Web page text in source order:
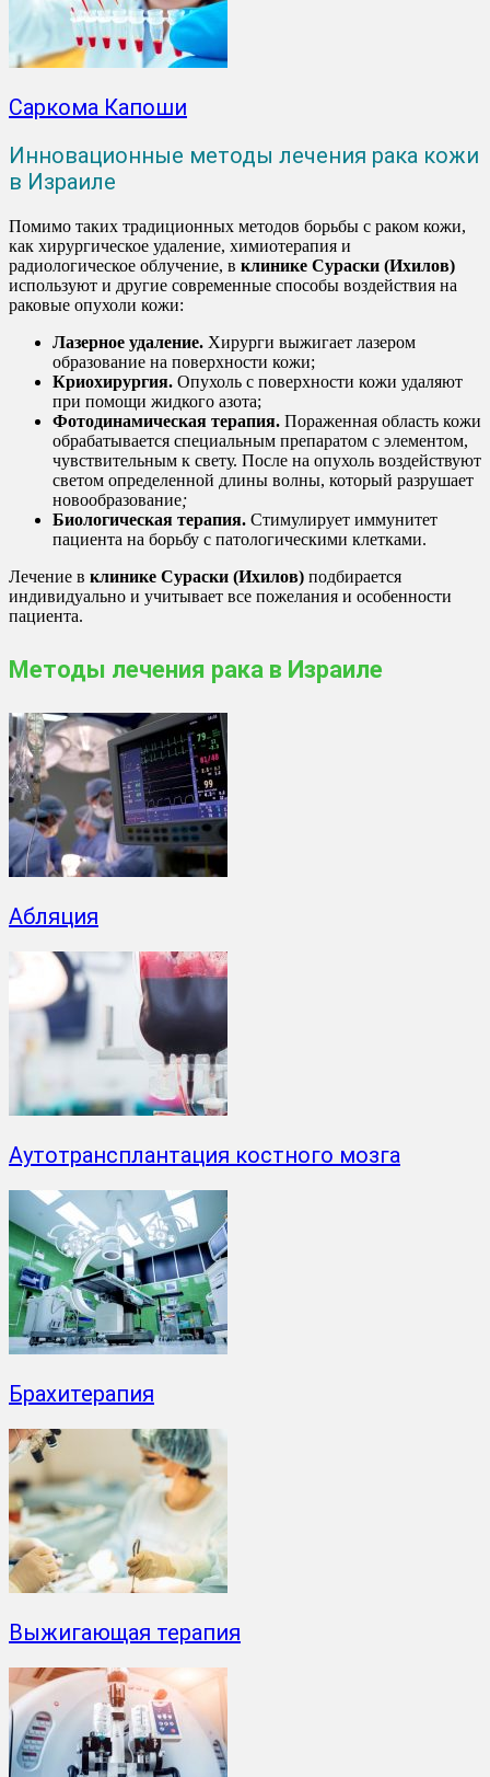
Саркома Капоши
Инновационные методы лечения рака кожи
в Израиле
Помимо таких традиционных методов борьбы с раком кожи,
как хирургическое удаление, химиотерапия и
радиологическое облучение, в клинике Сураски (Ихилов)
используют и другие современные способы воздействия на
раковые опухоли кожи:
Лазерное удаление. Хирурги выжигает лазером
образование на поверхности кожи;
Криохирургия. Опухоль с поверхности кожи удаляют
при помощи жидкого азота;
Фотодинамическая терапия. Пораженная область кожи
обрабатывается специальным препаратом с элементом,
чувствительным к свету. После на опухоль воздействуют
светом определенной длины волны, который разрушает
новообразование;
Биологическая терапия. Стимулирует иммунитет
пациента на борьбу с патологическими клетками.
Лечение в клинике Сураски (Ихилов) подбирается
индивидуально и учитывает все пожелания и особенности
пациента.
Методы лечения рака в Израиле
Абляция
Аутотрансплантация костного мозга
Брахитерапия
Выжигающая терапия